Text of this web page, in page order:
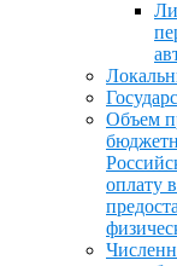
Объем
оплату